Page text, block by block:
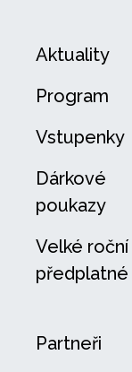
Aktuality
Program
Vstupenky
Dárkové
poukazy
Velké roční
předplatné
Partneři